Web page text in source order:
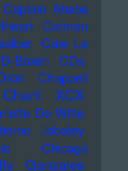
Captain Ahabs
Carmen
Cate Le
Boxen
CDs
Chappell
Charli XCX
De Witte
Jobatey
Chicago
Gonzales